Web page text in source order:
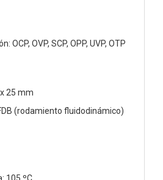
OCP, OVP, SCP, OPP, UVP, OTP
25 mm
(rodamiento fluidodinámico)
105 ºC